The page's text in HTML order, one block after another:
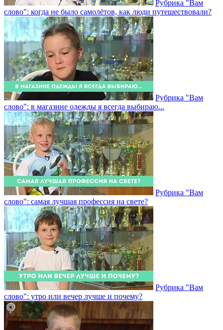
Рубрика "Вам
слово": когда не было самолётов, как люди путешествовали?
Рубрика "Вам
слово": в магазине одежды я всегда выбираю...
Рубрика "Вам
слово": самая лучшая профессия на свете?
Рубрика "Вам
слово": утро или вечер лучше и почему?